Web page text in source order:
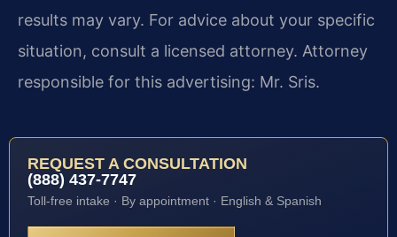
results may vary. For advice about your specific
situation, consult a licensed attorney. Attorney
responsible for this advertising: Mr. Sris.
REQUEST A CONSULTATION
(888) 437-7747
Toll-free intake · By appointment · English & Spanish